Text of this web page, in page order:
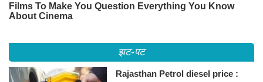
झट-पट
Rajasthan Petrol diesel price :